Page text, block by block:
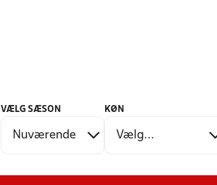
VÆLG SÆSON KØN